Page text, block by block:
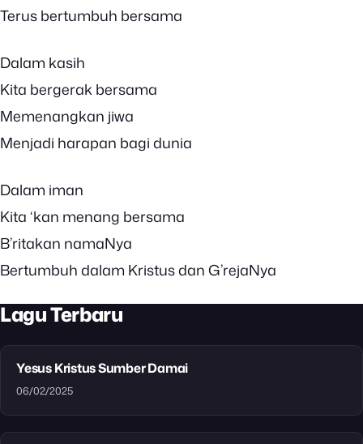
Terus bertumbuh bersama
Dalam kasih
Kita bergerak bersama
Memenangkan jiwa
Menjadi harapan bagi dunia
Dalam iman
Kita ‘kan menang bersama
B’ritakan namaNya
Bertumbuh dalam Kristus dan G’rejaNya
Lagu Terbaru
Yesus Kristus Sumber Damai
06/02/2025